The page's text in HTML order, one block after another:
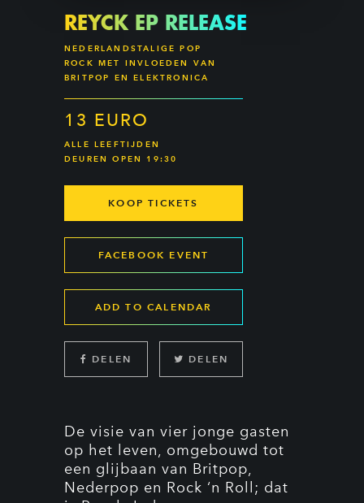
REYCK EP RELEASE
NEDERLANDSTALIGE POP
ROCK MET INVLOEDEN VAN
BRITPOP EN ELEKTRONICA
13 EURO
ALLE LEEFTIJDEN
DEUREN OPEN 19:30
KOOP TICKETS
FACEBOOK EVENT
ADD TO CALENDAR
DELEN DELEN
De visie van vier jonge gasten
op het leven, omgebouwd tot
een glijbaan van Britpop,
Nederpop en Rock ‘n Roll; dat